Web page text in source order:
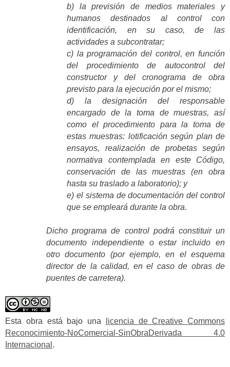
b) la previsión de medios materiales y
humanos destinados al control con
identificación, en su caso, de las
actividades a subcontratar;
c) la programación del control, en función
del procedimiento de autocontrol del
constructor y del cronograma de obra
previsto para la ejecución por el mismo;
d) la designación del responsable
encargado de la toma de muestras, así
como el procedimiento para la toma de
estas muestras: lotificación según plan de
ensayos, realización de probetas según
normativa contemplada en este Código,
conservación de las muestras (en obra
hasta su traslado a laboratorio); y
e) el sistema de documentación del control
que se empleará durante la obra.
Dicho programa de control podrá constituir un
documento independiente o estar incluido en
otro documento (por ejemplo, en el esquema
director de la calidad, en el caso de obras de
puentes de carretera).
Esta obra está bajo una
licencia de Creative Commons
Reconocimiento-NoComercial-SinObraDerivada 4.0
Internacional .